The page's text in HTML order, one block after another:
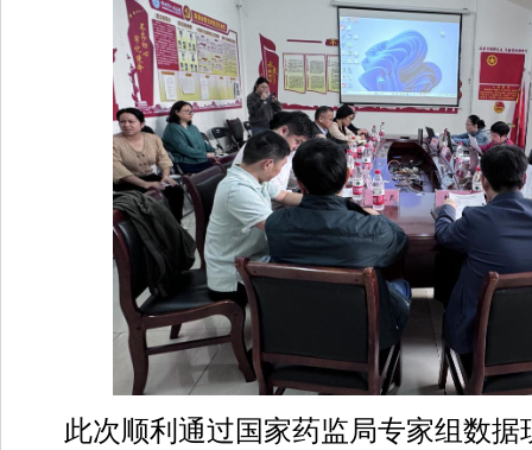
此次顺利通过国家药监局专家组数